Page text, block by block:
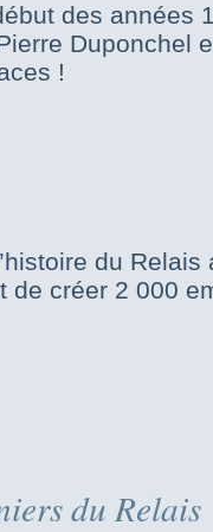
des
Duponchel
!
du
de créer 2 000
du Relais